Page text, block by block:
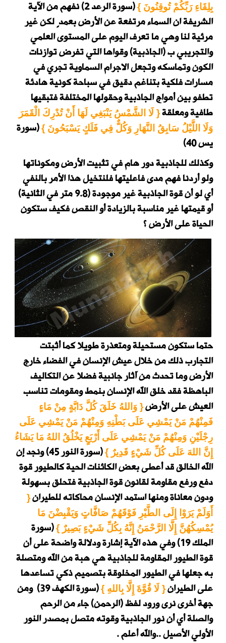
بِلِقَاءِ رَبِّكُمْ تُوقِنُونَ }(سورة الرعد 2)
نفهم من الآية
الشريفة ان السماء مرتفعة عن الأرض بعمدٍ لكن غير
مرئية لنا وهي ما تعرف اليوم على المستوى العلمي
والتجريبي ب (الجاذبية) وقواها التي تفرض توازنات
الكون وتماسكه وتجعل الاجرام السماوية تجري في
مسارات فلكية بتناغم دقيق في سباحة كونية هادئة
تطفو بين أمواج الجاذبية وحقولها المختلفة فتبقيها
طافية ومعلقة{ لَا الشَّمْسُ يَنْبَغِي لَهَا أَنْ تُدْرِكَ الْقَمَرَ
وَلَا اللَّيْلُ سَابِقُ النَّهَارِ وَكُلٌّ فِي فَلَكٍ يَسْبَحُونَ }(سورة
يس 40)
وكذلك للجاذبية دور هام في تثبيت الأرض ومكوناتها
ولو أردنا فهم مدى فاعليتها فلنتخيل هذا الأمر بالنفي
أي لو أن قوة الجاذبية غير موجودة (9.8 متر في الثانية)
أو قيمتها غير مناسبة بالزيادة أو النقص فكيف ستكون
الحياة على الأرض ؟
حتما ستكون مستحيلة ومتعذرة طويلا كما أثبتت
التجارب ذلك من خلال عيش الإنسان في الفضاء خارج
الأرض وما تحدث من آثار جانبية فضلا عن التكاليف
الباهظة فقد خلق الله الإنسان بنمط ومقومات تناسب
العيش على الأرض{ وَاللهُ خَلَقَ كُلَّ دَابَّةٍ مِنْ مَاءٍ
فَمِنْهُمْ مَنْ يَمْشِي عَلَى بَطْنِهِ وَمِنْهُمْ مَنْ يَمْشِي عَلَى
رِجْلَيْنِ وَمِنْهُمْ مَنْ يَمْشِي عَلَى أَرْبَعٍ يَخْلُقُ اللهُ مَا يَشَاءُ
إِنَّ اللهَ عَلَى كُلِّ شَيْءٍ قَدِيرٌ }(سورة النور 45)
ونجد إن
الله الخالق قد أعطى بعض الكائنات الحية كالطيور قوة
دفع ورفع مقاومة لقانون قوة الجاذبية فتحلق بسهولة
ودون معاناة ومنها استمد الإنسان محاكاته للطيران{
أَوَلَمْ يَرَوْا إِلَى ا لطَّيْرِ فَوْقَهُمْ صَافَّاتٍ وَيَقْبِضْنَ مَا
يُمْسِكُهُنَّ إِلَّا الرَّحْمَنُ إِنَّهُ بِكُلِّ شَيْءٍ بَصِيرٌ }(سورة
الملك 19)
وفي هذه الآية إشارة ودلالة واضحة على أن
قوة الطيور المقاومة للجاذبية هي هبة من الله ومتصلة
به جعلها في الطيور المخلوقة بتصميم ذكي تساعدها
على الطيران{ لَا قُوَّةَ إِلَّا بِاللهِ }(سورة الكهف 39)
ومن
جهة أخرى نرى ورود لفظ (الرحمن) جاء من الرحم
والصلة أي أن نور الجاذبية وقوته متصل بمصدر النور
الأولي الأصيل ..والله أعلم .